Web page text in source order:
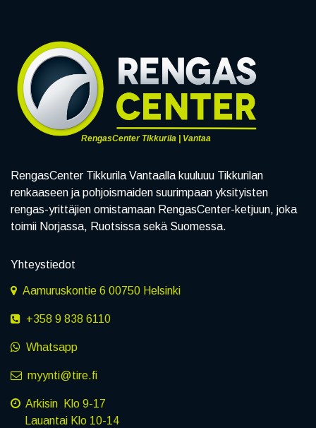
RengasCenter Tikkurila | Vantaa
RengasCenter Tikkurila Vantaalla kuuluuu Tikkurilan
renkaaseen ja pohjoismaiden suurimpaan yksityisten
rengas-yrittäjien omistamaan RengasCenter-ketjuun, joka
toimii Norjassa, Ruotsissa sekä Suomessa.
Yhteystiedot
Aamuruskontie 6 00750 Helsinki
+358 9 838 6110
Whatsapp
myynti@tire.fi
Arkisin Klo 9-17
Lauantai Klo 10-14